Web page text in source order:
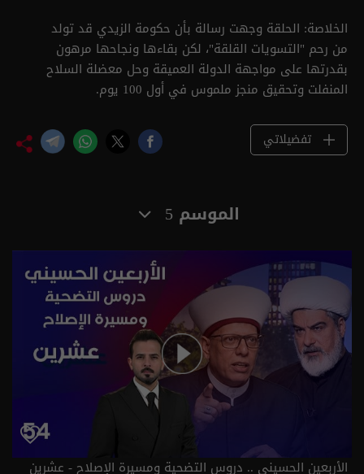
الخلاصة: الحلقة وجهت رسالة بأن حكومة الزيدي قد تولد
من رحم "التسويات القلقة"، لكن بقاءها ونجاحها مرهون
بقدرتها على مواجهة الدولة العميقة وحل معضلة السلاح
المنفلت وتحقيق منجز ملموس في أول 100 يوم.
تفضيلاتي
الموسم 5
الأربعين الحسيني .. دروس التضحية ومسيرة الإصلاح - عشرين